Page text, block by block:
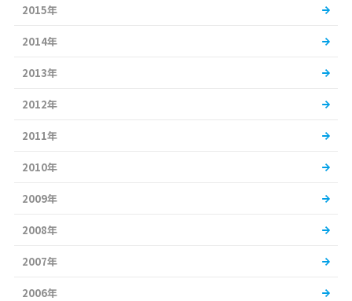
2015年
2014年
2013年
2012年
2011年
2010年
2009年
2008年
2007年
2006年